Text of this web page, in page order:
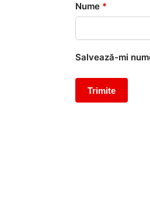
Nume *
Salvează-mi